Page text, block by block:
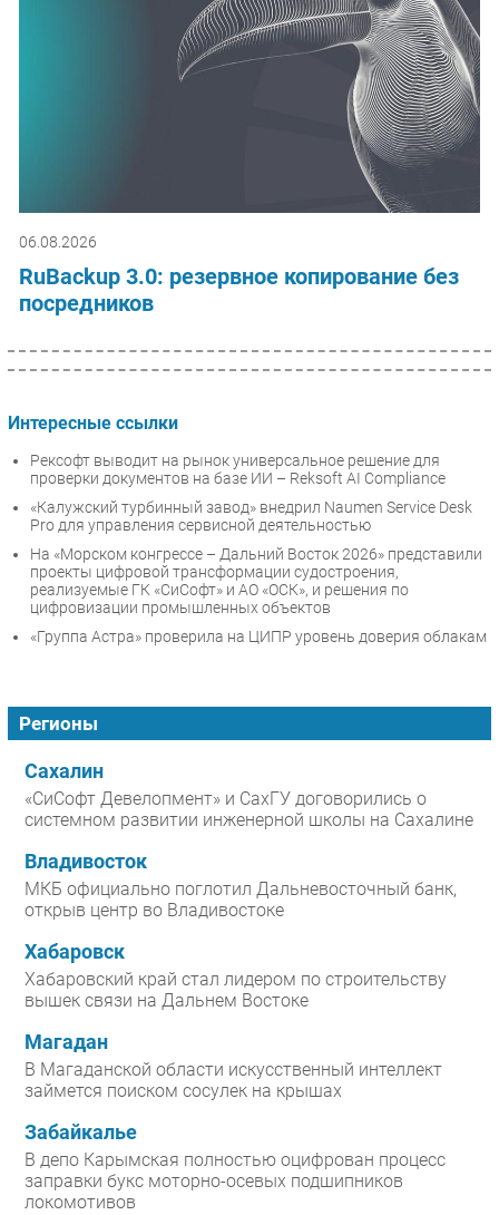
06.08.2026
RuBackup 3.0: резервное копирование без
посредников
Интересные ссылки
Рексофт выводит на рынок универсальное решение для
проверки документов на базе ИИ – Reksoft AI Compliance
«Калужский турбинный завод» внедрил Naumen Service Desk
Pro для управления сервисной деятельностью
На «Морском конгрессе – Дальний Восток 2026» представили
проекты цифровой трансформации судостроения,
реализуемые ГК «СиСофт» и АО «ОСК», и решения по
цифровизации промышленных объектов
«Группа Астра» проверила на ЦИПР уровень доверия облакам
Регионы
Сахалин
«СиСофт Девелопмент» и СахГУ договорились о
системном развитии инженерной школы на Сахалине
Владивосток
МКБ официально поглотил Дальневосточный банк,
открыв центр во Владивостоке
Хабаровск
Хабаровский край стал лидером по строительству
вышек связи на Дальнем Востоке
Магадан
В Магаданской области искусственный интеллект
займется поиском сосулек на крышах
Забайкалье
В депо Карымская полностью оцифрован процесс
заправки букс моторно-осевых подшипников
локомотивов